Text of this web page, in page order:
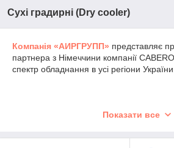
Сухі градирні (Dry cooler)
Компанія «АИРГРУПП» представляє
партнера з Німеччини компанії
спектр обладнання в усі регіони України.
Показати все